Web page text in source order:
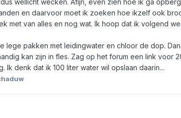
en daarvoor moet ik zoeken hoe ikzelf ook
met van alles en nog wat. Ik hoop dat ik volgend
lege pakken met leidingwater en chloor de dop.
kan zijn in fles. Zag op het forum een link voor
denk dat ik 100 liter water wil opslaan daarin...